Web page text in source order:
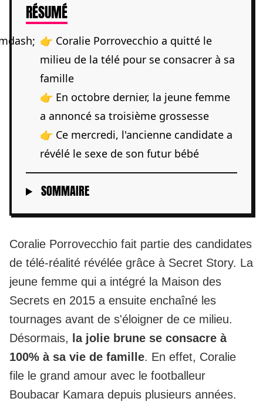
RÉSUMÉDE L'ARTICLE
👉 Coralie Porrovecchio a quitté le
milieu de la télé pour se consacrer à sa
famille
👉 En octobre dernier, la jeune femme
a annoncé sa troisième grossesse
👉 Ce mercredi, l'ancienne candidate a
révélé le sexe de son futur bébé
SOMMAIRE
Coralie Porrovecchio fait partie des candidates
de télé-réalité révélée grâce à Secret Story. La
jeune femme qui a intégré la Maison des
Secrets en 2015 a ensuite enchaîné les
tournages avant de s'éloigner de ce milieu.
Désormais,
la jolie brune se consacre à
100% à sa vie de famille. En effet, Coralie
file le grand amour avec le footballeur
Boubacar Kamara depuis plusieurs années.